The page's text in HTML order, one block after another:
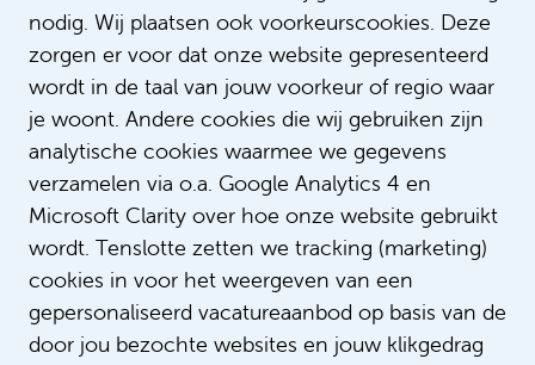
nodig. Wij plaatsen ook voorkeurscookies. Deze
zorgen er voor dat onze website gepresenteerd
wordt in de taal van jouw voorkeur of regio waar
je woont. Andere cookies die wij gebruiken zijn
analytische cookies waarmee we gegevens
verzamelen via o.a. Google Analytics 4 en
Microsoft Clarity over hoe onze website gebruikt
wordt. Tenslotte zetten we tracking (marketing)
cookies in voor het weergeven van een
gepersonaliseerd vacatureaanbod op basis van de
door jou bezochte websites en jouw klikgedrag